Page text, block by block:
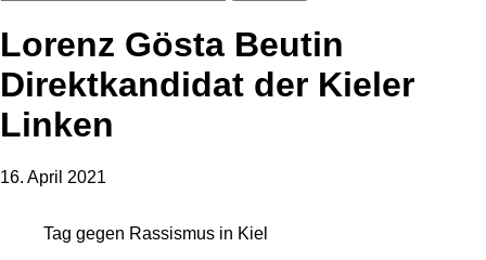
Lorenz Gösta Beutin
Direktkandidat der Kieler
Linken
16. April 2021
Tag gegen Rassismus in Kiel